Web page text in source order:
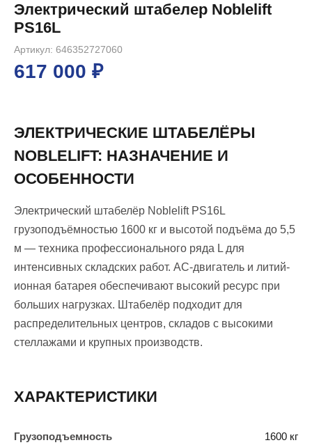
Электрический штабелер Noblelift
PS16L
Артикул: 646352727060
617 000 ₽
ЭЛЕКТРИЧЕСКИЕ ШТАБЕЛЁРЫ
NOBLELIFT: НАЗНАЧЕНИЕ И
ОСОБЕННОСТИ
Электрический штабелёр Noblelift PS16L
грузоподъёмностью 1600 кг и высотой подъёма до 5,5
м — техника профессионального ряда L для
интенсивных складских работ. AC-двигатель и литий-
ионная батарея обеспечивают высокий ресурс при
больших нагрузках. Штабелёр подходит для
распределительных центров, складов с высокими
стеллажами и крупных производств.
ХАРАКТЕРИСТИКИ
Грузоподъемность 1600 кг